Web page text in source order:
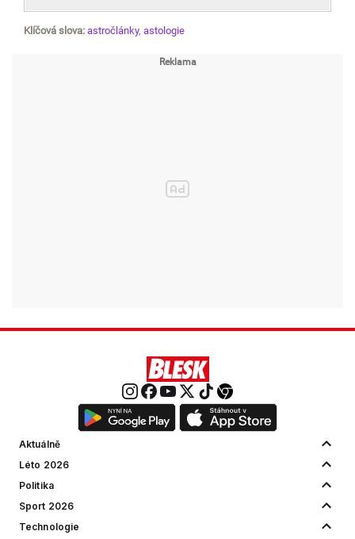
Klíčová slova: astročlánky, astologie
Aktuálně
Léto 2026
Politika
Sport 2026
Technologie